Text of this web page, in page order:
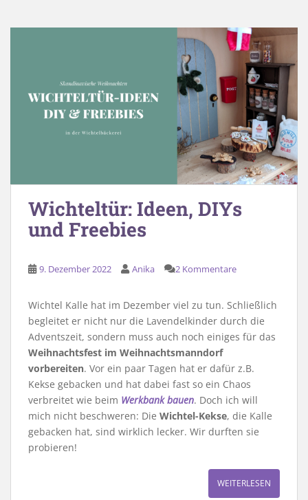
Wichteltür: Ideen, DIYs
und Freebies
9. Dezember 2022 Anika 2 Kommentare
Wichtel Kalle hat im Dezember viel zu tun. Schließlich
begleitet er nicht nur die Lavendelkinder durch die
Adventszeit, sondern muss auch noch einiges für das
Weihnachtsfest im Weihnachtsmanndorf
vorbereiten. Vor ein paar Tagen hat er dafür z.B.
Kekse gebacken und hat dabei fast so ein Chaos
verbreitet wie beim Werkbank bauen. Doch ich will
mich nicht beschweren: Die Wichtel-Kekse, die Kalle
gebacken hat, sind wirklich lecker. Wir durften sie
probieren!
WEITERLESEN